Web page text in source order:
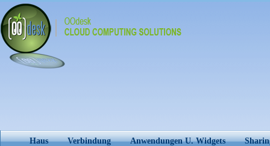
Haus Verbindung Anwendungen U. Widgets